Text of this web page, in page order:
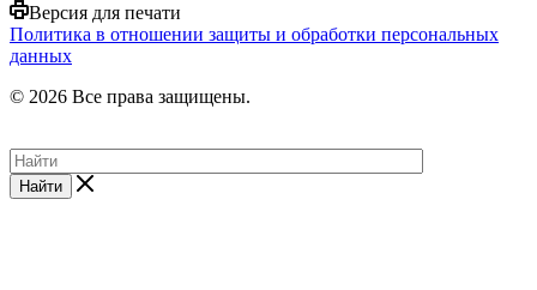
Версия для печати
Политика в отношении защиты и обработки персональных
данных
© 2026 Все права защищены.
Найти